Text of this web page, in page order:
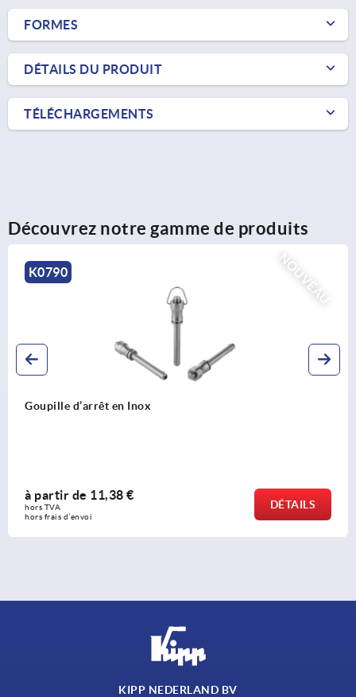
FORMES
DÉTAILS DU PRODUIT
TÉLÉCHARGEMENTS
Découvrez notre gamme de produits
NOUVEAU
en Inox
€
K0790
à partir de
hors TVA
hors frais
KIPP NEDERLAND BV